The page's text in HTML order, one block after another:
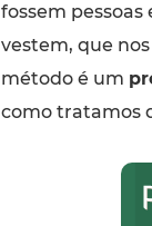
fossem pessoas
vestem, que
método é um
como tratamos